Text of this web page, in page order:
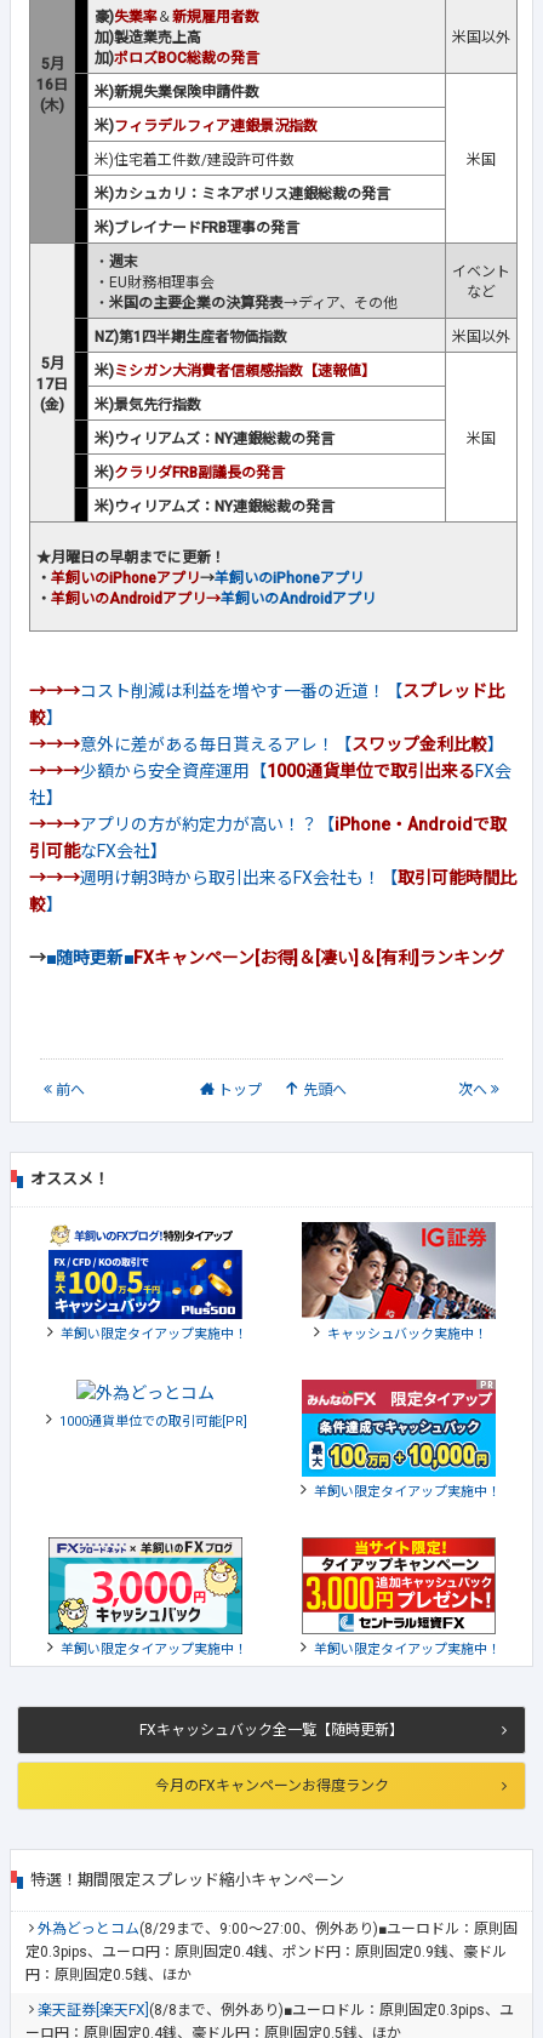
5月
16日
(木)
豪)失業率＆新規雇用者数
加)製造業売上高
加)ポロズBOC総裁の発言
米国以外
米)新規失業保険申請件数
米国
米)フィラデルフィア連銀景況指数
米)住宅着工件数/建設許可件数
米)カシュカリ：ミネアポリス連銀総裁の発言
米)ブレイナードFRB理事の発言
5月
17日
(金)
・ 週末
・EU財務相理事会
・ 米国の主要企業の決算発表→ディア、その他
イベント
など
NZ)第1四半期生産者物価指数
米国以外
米)ミシガン大消費者信頼感指数【速報値】
米国
米)景気先行指数
米)ウィリアムズ：NY連銀総裁の発言
米)クラリダFRB副議長の発言
米)ウィリアムズ：NY連銀総裁の発言
★月曜日の早朝までに更新！
・ 羊飼いのiPhoneアプリ→羊飼いのiPhoneアプリ
・ 羊飼いのAndroidアプリ→羊飼いのAndroidアプリ
→→→コスト削減は利益を増やす一番の近道！【スプレッド比
較】
→→→意外に差がある毎日貰えるアレ！【スワップ金利比較】
→→→少額から安全資産運用【1000通貨単位で取引出来るFX会
社】
→→→アプリの方が約定力が高い！？【iPhone・Androidで取
引可能なFX会社】
→→→週明け朝3時から取引出来るFX会社も！【取引可能時間比
較】
→■随時更新■FXキャンペーン[お得]＆[凄い]＆[有利]ランキング
前へ トップ 先頭へ 次へ
FXキャッシュバック全一覧【随時更新】
今月のFXキャンペーンお得度ランク
特選！期間限定スプレッド縮小キャンペーン
外為どっとコム(8/29まで、9:00～27:00、例外あり)■ユーロドル：原則固
定0.3pips、ユーロ円：原則固定0.4銭、ポンド円：原則固定0.9銭、豪ドル
円：原則固定0.5銭、ほか
楽天証券[楽天FX] (8/8まで、例外あり)■ユーロドル：原則固定0.3pips、ユ
ーロ円：原則固定0.4銭、豪ドル円：原則固定0.5銭、ほか
オススメ！
羊飼い限定タイアップ実施中！ キャッシュバック実施中！
1000通貨単位での取引可能[PR]
羊飼い限定タイアップ実施中！
羊飼い限定タイアップ実施中！ 羊飼い限定タイアップ実施中！